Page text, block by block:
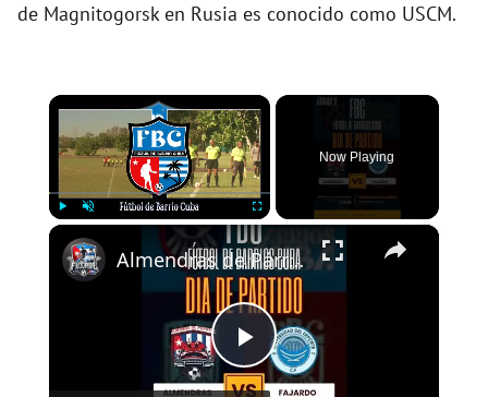
de Magnitogorsk en Rusia es conocido como USCM.
×
Fullscreen
Now Playing
×
P
Almendras de Párraga VS Fajardo (Partido 72) - #futboldebarrioscuba